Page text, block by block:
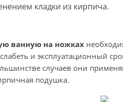
кладки из кирпича.
ванную на ножках
и эксплуатационный
случаев они
подушка.